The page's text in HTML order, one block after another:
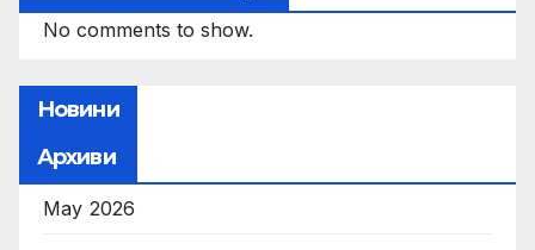
No comments to show.
Новини
Архиви
May 2026